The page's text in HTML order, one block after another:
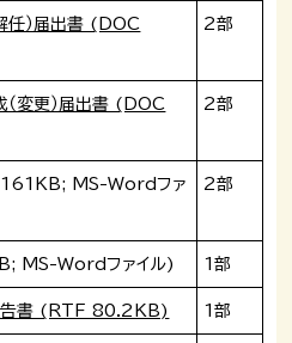
任）届出書 (DOC
2部
変更）届出書 (DOC
2部
MS-Wordファ
2部
MS-Wordファイル) 1部
報告書 (RTF 80.2KB) 1部